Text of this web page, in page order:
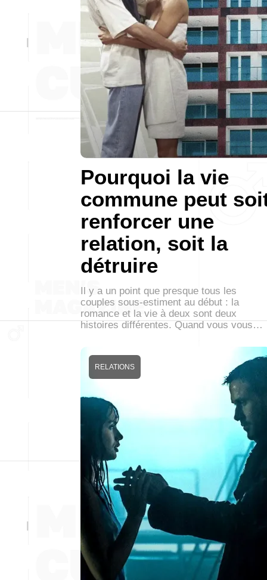
Pourquoi la vie
commune peut
renforcer une
relation, soit la
détruire
Il y a un point que presque tous les
couples sous-estiment au début : la
romance et la vie à deux sont deux
histoires différentes. Quand vous vous…
RELATIONS